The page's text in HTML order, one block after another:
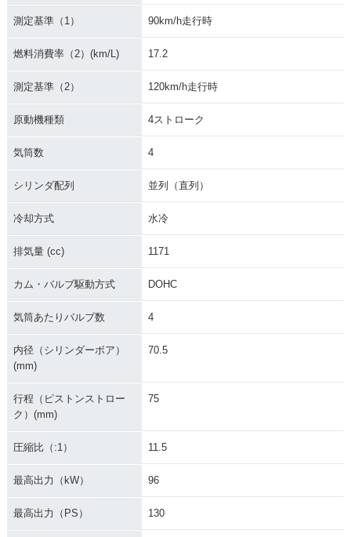
測定基準（1） 90km/h走行時
燃料消費率（2）(km/L) 17.2
測定基準（2） 120km/h走行時
原動機種類 4ストローク
気筒数 4
シリンダ配列 並列（直列）
冷却方式 水冷
排気量 (cc) 1171
カム・バルブ駆動方式 DOHC
気筒あたりバルブ数 4
内径（シリンダーボア）
(mm)
70.5
行程（ピストンストロー
ク）(mm)
75
圧縮比（:1） 11.5
最高出力（kW） 96
最高出力（PS） 130